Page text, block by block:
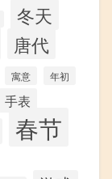
冬天
唐代
寓意 年初
手表
春节